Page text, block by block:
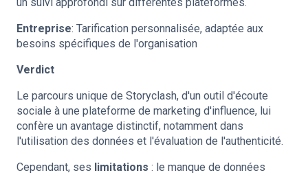
Entreprise: Tarification personnalisée, adaptée aux
besoins spécifiques de l'organisation
Verdict
Le parcours unique de Storyclash, d'un outil d'écoute
sociale à une plateforme de marketing d'influence, lui
confère un avantage distinctif, notamment dans
l'utilisation des données et l'évaluation de l'authenticité.
Cependant, ses limitations : le manque de données